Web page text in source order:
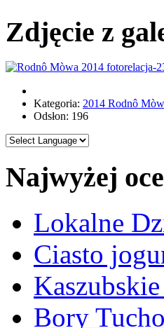
Zdjęcie z
Kategoria: 2014 Rodnô
Odsłon: 196
Najwyżej
Lokalne
Ciasto
Bory